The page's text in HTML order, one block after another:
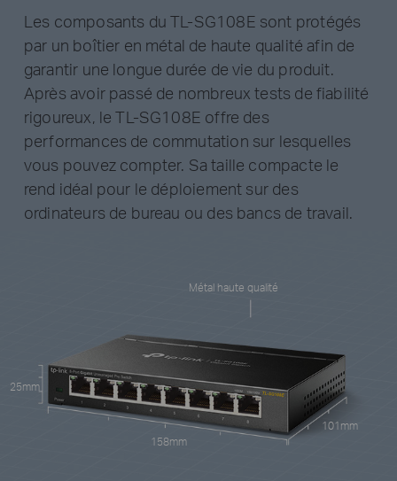
Les composants du TL-SG108E sont protégés
par un boîtier en métal de haute qualité afin de
garantir une longue durée de vie du produit.
Après avoir passé de nombreux tests de fiabilité
rigoureux, le TL-SG108E offre des
performances de commutation sur lesquelles
vous pouvez compter. Sa taille compacte le
rend idéal pour le déploiement sur des
ordinateurs de bureau ou des bancs de travail.
Métal haute qualité
25mm
158mm
101mm